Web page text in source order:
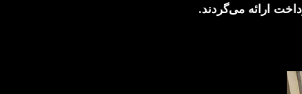
ارائه می‌گردند.